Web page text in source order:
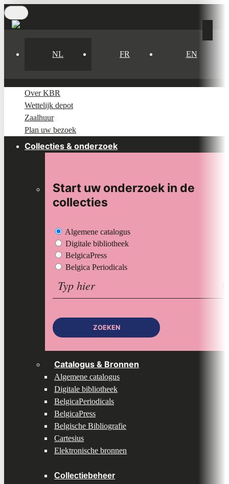
Skip
to
NL FR EN
Over KBR
Wettelijk depot
Zaalhuur
Plan uw bezoek
Collecties & onderzoek
Start uw onderzoek in de
collecties
Algemene catalogus
Digitale bibliotheek
BelgicaPress
Belgica Periodicals
ZOEKEN
Catalogus & Bronnen
Algemene catalogus
Digitale bibliotheek
BelgicaPeriodicals
BelgicaPress
Belgische Bibliografie
Cartesius
Elektronische bronnen
Collectiebeheer